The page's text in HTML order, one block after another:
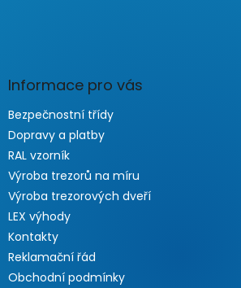
Informace pro vás
Bezpečnostní třídy
Dopravy a platby
RAL vzorník
Výroba trezorů na míru
Výroba trezorových dveří
LEX výhody
Kontakty
Reklamační řád
Obchodní podmínky